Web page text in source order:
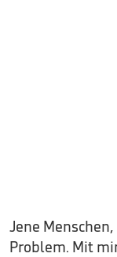
Jene
Problem. Mit